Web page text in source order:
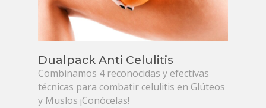
Dualpack Anti Celulitis
Combinamos 4 reconocidas y efectivas
técnicas para combatir celulitis en Glúteos
y Muslos ¡Conócelas!